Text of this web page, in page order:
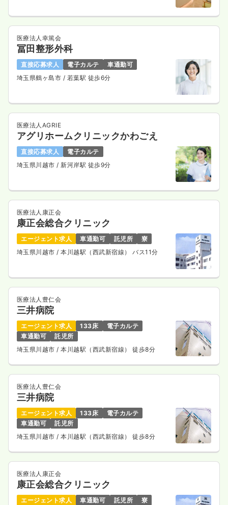
医療法人幸篤会
冨田整形外科
直接応募求人 電子カルテ
車通勤可
埼玉県鶴ヶ島市 / 若葉駅 徒歩6分
医療法人AGRIE
アグリホームクリニックかわごえ
直接応募求人
電子カルテ
埼玉県川越市 / 新河岸駅 徒歩9分
医療法人康正会
康正会総合クリニック
エージェント求人 車通勤可 託児所
寮
埼玉県川越市 / 本川越駅（西武新宿線） バス11分
医療法人豊仁会
三井病院
エージェント求人 133床
電子カルテ
車通勤可
託児所
埼玉県川越市/ 本川越駅（西武新宿線） 徒歩8分
医療法人豊仁会
三井病院
エージェント求人 133床
電子カルテ
車通勤可
託児所
埼玉県川越市/ 本川越駅（西武新宿線） 徒歩8分
医療法人康正会
康正会総合クリニック
エージェント求人 車通勤可 託児所 寮